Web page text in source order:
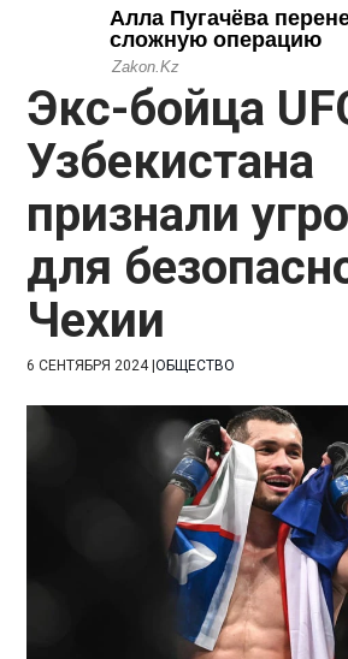
Экс-бойца
Узбекистана
признали
для
Чехии
6 СЕНТЯБРЯ 2024|ОБЩЕСТВО